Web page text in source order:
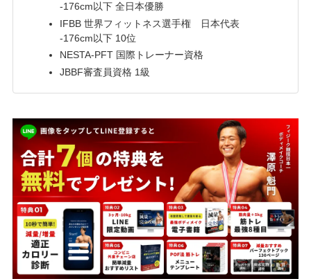
-176cm以下 全日本優勝
IFBB 世界フィットネス選手権 日本代表
-176cm以下 10位
NESTA-PFT 国際トレーナー資格
JBBF審査員資格 1級